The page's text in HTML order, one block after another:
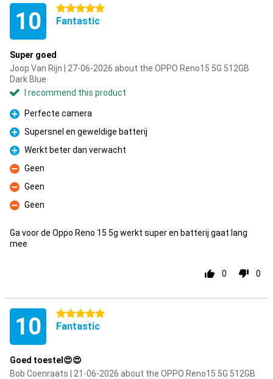
10 5 stars
Fantastic
Super goed
Joop Van Rijn | 27-06-2026 about the OPPO Reno15 5G 512GB
Dark Blue
I recommend this product
Pro
Perfecte camera
Pro
Supersnel en geweldige batterij
Pro
Werkt beter dan verwacht
Con
Geen
Con
Geen
Con
Geen
Ga voor de Oppo Reno 15 5g werkt super en batterij gaat lang
mee
0 0
10 5 stars
Fantastic
Goed toestel😍😍
Bob Coenraats | 21-06-2026 about the OPPO Reno15 5G 512GB